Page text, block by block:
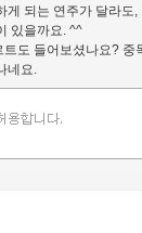
게 되는 연주가 달라
있을까요. ^^
도 들어보셨나요?
네요.